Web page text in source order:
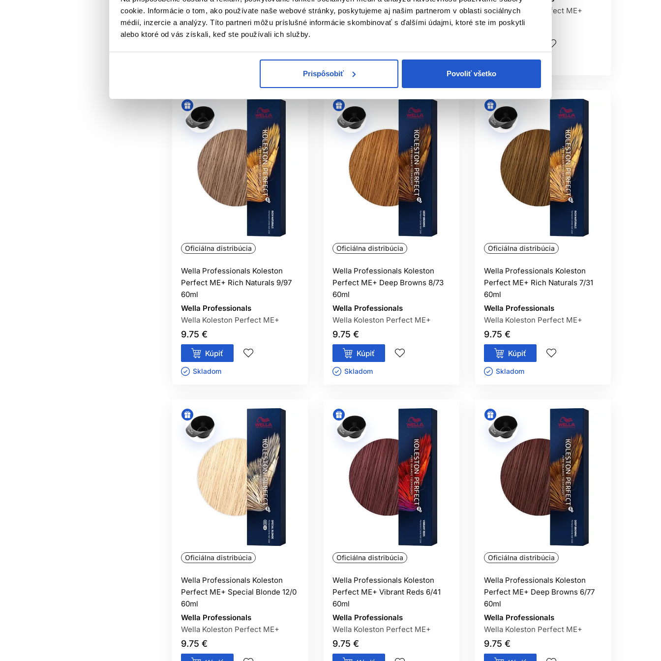
cookie. Informácie o tom, ako používate naše webové stránky, poskytujeme aj našim partnerom v oblasti sociálnych
médií, inzercie a analýzy. Títo partneri môžu príslušné informácie skombinovať s ďalšími údajmi, ktoré ste im poskytli
alebo ktoré od vás získali, keď ste používali ich služby.
Prispôsobiť Povoliť všetko
ZAKRYJE ŠEDIVÉ VLASY?
Pri správnej formulácii môže poskytnúť vysoké krytie. Podľa percenta šedín sa pridáva vhodný prirodzený odtieň.
Nie. Riziko nie je nulové a povinný je test znášanlivosti podľa návodu. Pri predchádzajúcej alergii farbu nepoužívajte bez odborného
posúdenia.
Wella Koleston Perfect ME+
9.75 €
Wella Koleston Perfect ME+
9.75 €
Skladom ㅤ
Wella Koleston Perfect ME+
9.75 €
Skladom ㅤ
Oficiálna distribúcia
Wella Professionals Koleston
Perfect ME+ Rich Naturals 9/97
60ml
Wella Professionals
Wella Koleston Perfect ME+
9.75 €
Kúpiť
Skladom ㅤ
Oficiálna distribúcia
Wella Professionals Koleston
Perfect ME+ Deep Browns 8/73
60ml
Wella Professionals
Wella Koleston Perfect ME+
9.75 €
Kúpiť
Skladom ㅤ
Oficiálna distribúcia
Wella Professionals Koleston
Perfect ME+ Rich Naturals 7/31
60ml
Wella Professionals
Wella Koleston Perfect ME+
9.75 €
Kúpiť
Skladom ㅤ
Oficiálna distribúcia
Wella Professionals Koleston
Perfect ME+ Special Blonde 12/0
60ml
Wella Professionals
Wella Koleston Perfect ME+
9.75 €
Oficiálna distribúcia
Wella Professionals Koleston
Perfect ME+ Vibrant Reds 6/41
60ml
Wella Professionals
Wella Koleston Perfect ME+
9.75 €
Oficiálna distribúcia
Wella Professionals Koleston
Perfect ME+ Deep Browns 6/77
60ml
Wella Professionals
Wella Koleston Perfect ME+
9.75 €